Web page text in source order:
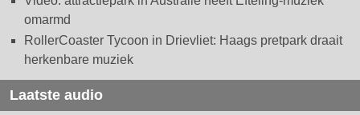
omarmd
RollerCoaster Tycoon in Drievliet: Haags pretpark draait
herkenbare muziek
Laatste audio